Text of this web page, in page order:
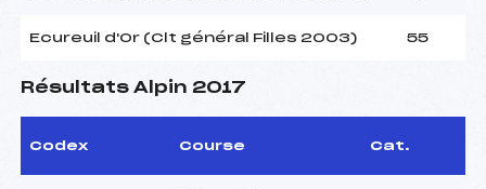
Ecureuil d'Or (Clt général Filles 2003) 55
Résultats Alpin 2017
Codex Course Cat.